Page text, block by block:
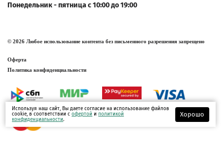
Понедельник - пятница с 10:00 до 19:00
© 2026 Любое использование контента без письменного разрешения запрещено
Оферта
Политика конфиденциальности
Используя наш сайт, Вы даете согласие на использование файлов
cookie, в соответствии софертой и политикой
конфиденциальности.
Хорошо